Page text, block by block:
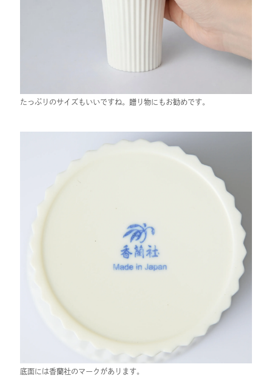
たっぷりのサイズもいいですね。贈り物にもお勧めです。
底面には香蘭社のマークがあります。